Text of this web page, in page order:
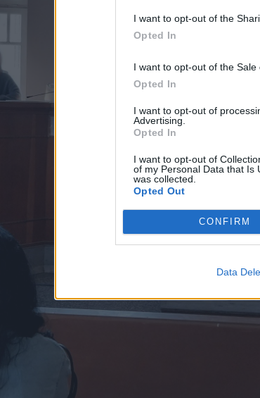
I want to opt-out of the
Opted In
I want to opt-out of the Sale
Opted In
I want to opt-out of
Advertising.
Opted In
I want to opt-out of
of my Personal Data that Is
was collected.
Opted Out
CONFIRM
Data